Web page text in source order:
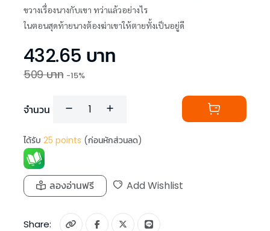
ขวางเรื่องนางกับเขา ทว่าแล้วอย่างไร
ในตอนสุดท้ายนางต้องฆ่าเขาให้ตายทั้งเป็นอยู่ดี
432.65 บาท
509บาท -15%
จำนวน
ได้รับ 25 points (ก่อนหักส่วนลด)
ลองอ่านฟรี Add Wishlist
Share: